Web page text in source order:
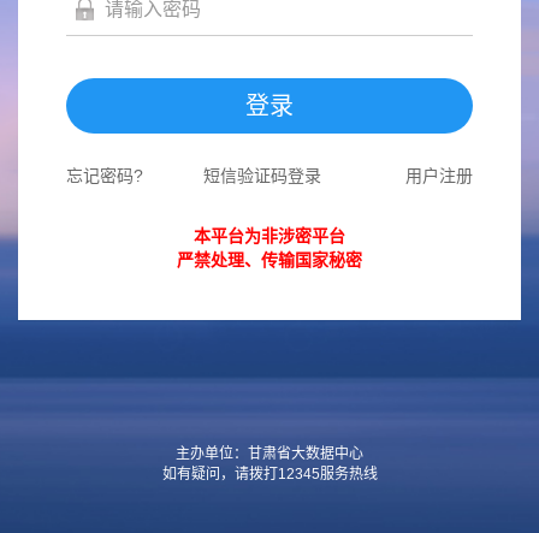
登录
短信验证码登录 用户注册
忘记密码?
本平台为非涉密平台
严禁处理、传输国家秘密
主办单位：甘肃省大数据中心
如有疑问，请拨打12345服务热线